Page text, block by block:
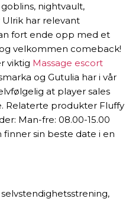
nightvault,
Ulrik har relevant
fort ende opp med et
velkommen comeback!
viktig Massage escort
og Gutulia har i vår
at player sales
Relaterte produkter Fluffy
Man-fre: 08.00-15.00
sin beste date i en